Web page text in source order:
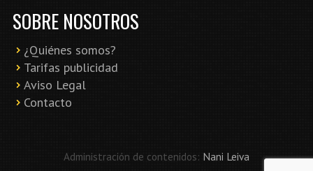
SOBRE NOSOTROS
¿Quiénes somos?
Tarifas publicidad
Aviso Legal
Contacto
Administración de contenidos: Nani Leiva